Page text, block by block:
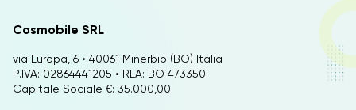
Cosmobile SRL
via Europa, 6 • 40061 Minerbio (BO) Italia
P.IVA: 02864441205 • REA: BO 473350
Capitale Sociale €: 35.000,00